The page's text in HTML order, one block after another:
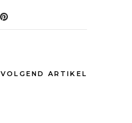
VOLGEND ARTIKEL